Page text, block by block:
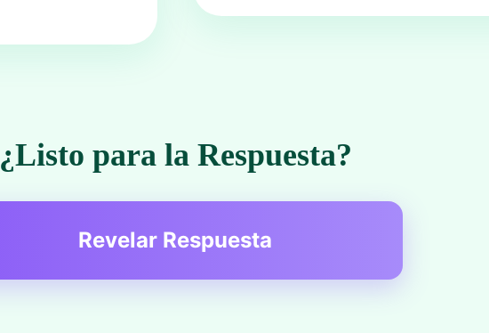
¿Listo para la Respuesta?
Revelar Respuesta